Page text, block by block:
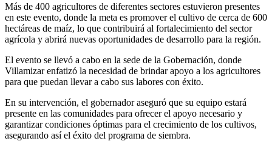
Más de 400 agricultores de diferentes sectores estuvieron presentes
en este evento, donde la meta es promover el cultivo de cerca de 600
hectáreas de maíz, lo que contribuirá al fortalecimiento del sector
agrícola y abrirá nuevas oportunidades de desarrollo para la región.
El evento se llevó a cabo en la sede de la Gobernación, donde
Villamizar enfatizó la necesidad de brindar apoyo a los agricultores
para que puedan llevar a cabo sus labores con éxito.
En su intervención, el gobernador aseguró que su equipo estará
presente en las comunidades para ofrecer el apoyo necesario y
garantizar condiciones óptimas para el crecimiento de los cultivos,
asegurando así el éxito del programa de siembra.